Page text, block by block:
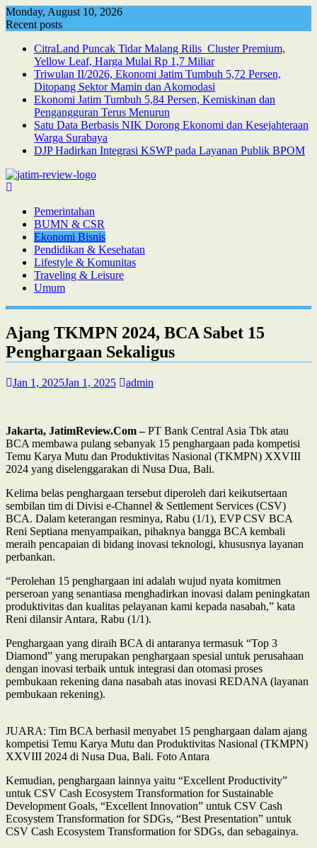
Skip
to
Monday, August 10, 2026
Recent posts
CitraLand Puncak Tidar Malang Rilis Cluster Premium,
Yellow Leaf, Harga Mulai Rp 1,7 Miliar
Triwulan II/2026, Ekonomi Jatim Tumbuh 5,72 Persen,
Ditopang Sektor Mamin dan Akomodasi
Ekonomi Jatim Tumbuh 5,84 Persen, Kemiskinan dan
Pengangguran Terus Menurun
Satu Data Berbasis NIK Dorong Ekonomi dan Kesejahteraan
Warga Surabaya
DJP Hadirkan Integrasi KSWP pada Layanan Publik BPOM
Pemerintahan
BUMN & CSR
Ekonomi Bisnis
Pendidikan & Kesehatan
Lifestyle & Komunitas
Traveling & Leisure
Umum
Ajang TKMPN 2024, BCA Sabet 15
Penghargaan Sekaligus
Jan 1, 2025Jan 1, 2025 admin
Jakarta, JatimReview.Com –PT Bank Central Asia Tbk atau
BCA membawa pulang sebanyak 15 penghargaan pada kompetisi
Temu Karya Mutu dan Produktivitas Nasional (TKMPN) XXVIII
2024 yang diselenggarakan di Nusa Dua, Bali.
Kelima belas penghargaan tersebut diperoleh dari keikutsertaan
sembilan tim di Divisi e-Channel & Settlement Services (CSV)
BCA. Dalam keterangan resminya, Rabu (1/1), EVP CSV BCA
Reni Septiana menyampaikan, pihaknya bangga BCA kembali
meraih pencapaian di bidang inovasi teknologi, khususnya layanan
perbankan.
“Perolehan 15 penghargaan ini adalah wujud nyata komitmen
perseroan yang senantiasa menghadirkan inovasi dalam peningkatan
produktivitas dan kualitas pelayanan kami kepada nasabah,” kata
Reni dilansir Antara, Rabu (1/1).
Penghargaan yang diraih BCA di antaranya termasuk “Top 3
Diamond” yang merupakan penghargaan spesial untuk perusahaan
dengan inovasi terbaik untuk integrasi dan otomasi proses
pembukaan rekening dana nasabah atas inovasi REDANA (layanan
pembukaan rekening).
JUARA: Tim BCA berhasil menyabet 15 penghargaan dalam ajang
kompetisi Temu Karya Mutu dan Produktivitas Nasional (TKMPN)
XXVIII 2024 di Nusa Dua, Bali. Foto Antara
Kemudian, penghargaan lainnya yaitu “Excellent Productivity”
untuk CSV Cash Ecosystem Transformation for Sustainable
Development Goals, “Excellent Innovation” untuk CSV Cash
Ecosystem Transformation for SDGs, “Best Presentation” untuk
CSV Cash Ecosystem Transformation for SDGs, dan sebagainya.